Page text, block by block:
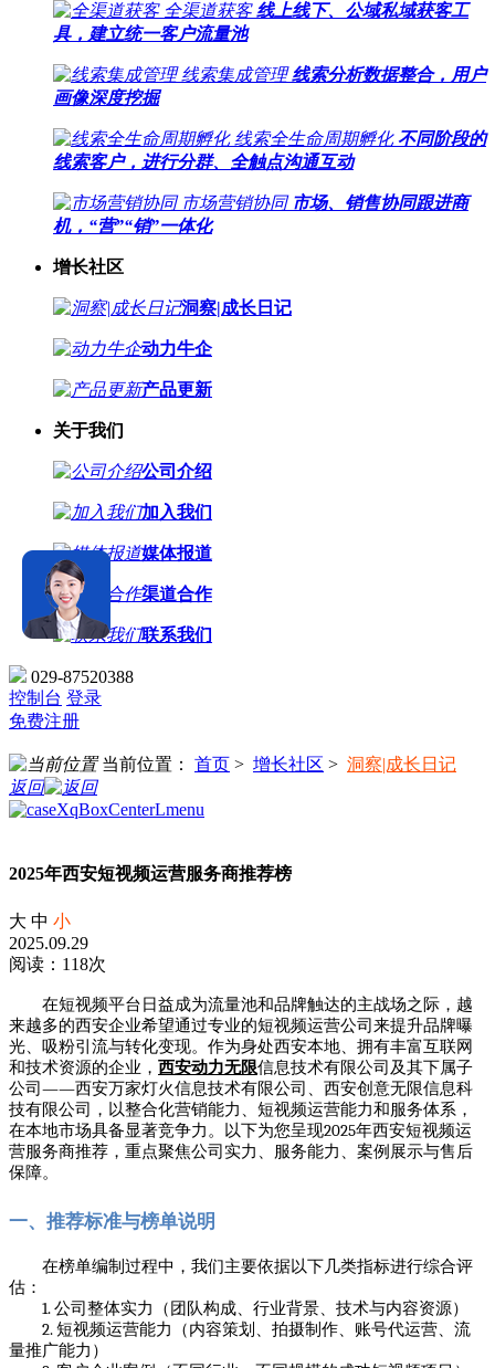
全渠道获客 线上线下、公域私域获客工
具，建立统一客户流量池
线索集成管理 线索分析数据整合，用户
画像深度挖掘
线索全生命周期孵化 不同阶段的
线索客户，进行分群、全触点沟通互动
市场营销协同 市场、销售协同跟进商
机，“营”“销”一体化
增长社区
洞察|成长日记
动力牛企
产品更新
关于我们
公司介绍
加入我们
媒体报道
渠道合作
联系我们
029-87520388
控制台 登录
免费注册
当前位置： 首页 > 增长社区 > 洞察|成长日记
返回
2025年西安短视频运营服务商推荐榜
大 中 小
2025.09.29
阅读：118次
在短视频平台日益成为流量池和品牌触达的主战场之际，越
来越多的西安企业希望通过专业的短视频运营公司来提升品牌曝
光、吸粉引流与转化变现。作为身处西安本地、拥有丰富互联网
和技术资源的企业， 西安动力无限信息技术有限公司及其下属子
公司——西安万家灯火信息技术有限公司、西安创意无限信息科
技有限公司，以整合化营销能力、短视频运营能力和服务体系，
在本地市场具备显著竞争力。以下为您呈现2025年西安短视频运
营服务商推荐，重点聚焦公司实力、服务能力、案例展示与售后
保障。
一、推荐标准与榜单说明
在榜单编制过程中，我们主要依据以下几类指标进行综合评
估：
1.公司整体实力（团队构成、行业背景、技术与内容资源）
2.短视频运营能力（内容策划、拍摄制作、账号代运营、流
量推广能力）